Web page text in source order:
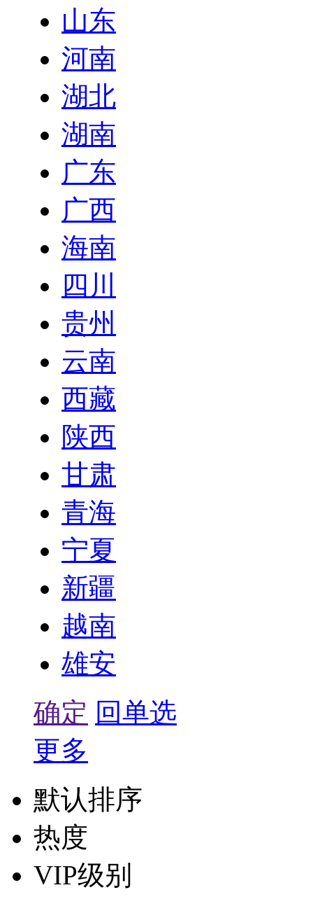
山东
河南
湖北
湖南
广东
广西
海南
四川
贵州
云南
西藏
陕西
甘肃
青海
宁夏
新疆
越南
雄安
确定 回单选
更多
默认排序
热度
VIP级别